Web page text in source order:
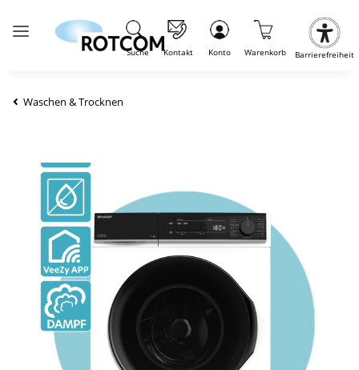
Suche Kontakt Konto Warenkorb Barrierefreiheit
Waschen & Trocknen